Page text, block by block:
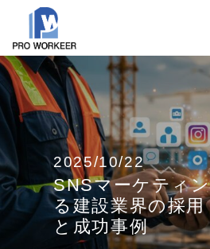
2025/10/22
SNSマーケティ
る建設業界の採
と成功事例